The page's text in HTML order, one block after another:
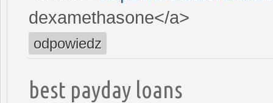
dexamethasone</a>
odpowiedz
best payday loans